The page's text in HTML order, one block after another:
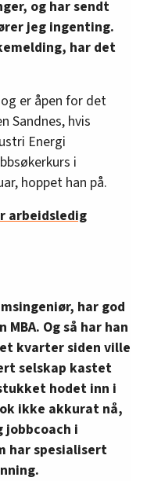
og har sendt
jeg ingenting.
har det
er åpen for det
Sandnes, hvis
Energi
i
hoppet han på.
arbeidsledig
har god
Og så har han
kvarter siden ville
selskap kastet
hodet inn i
ikke akkurat nå,
jobbcoach i
har spesialisert